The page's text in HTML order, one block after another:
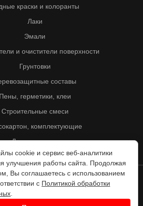
краски и колоранты
Лаки
Эмали
и очистители поверхности
Грунтовки
составы
Пены, герметики, клеи
Строительные смеси
комплектующие
Другие товары
Колорит 1995 - 2026
веб-сайта -
cookie и сервис веб-аналитики
улучшения работы сайта. Продолжая
Вы соглашаетесь с использованием
с Политикой обработки